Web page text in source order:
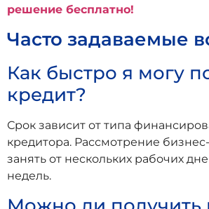
решение бесплатно!
Часто задаваемые
Как быстро я могу
кредит?
Срок зависит от типа
кредитора. Рассмотрение
занять от нескольких рабочих
недель.